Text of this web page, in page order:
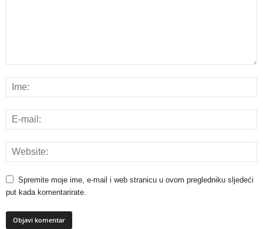
Spremite moje ime, e-mail i web stranicu u ovom pregledniku sljedeći
put kada komentarirate.